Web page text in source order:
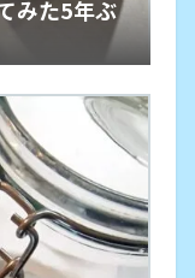
みた5年ぶ